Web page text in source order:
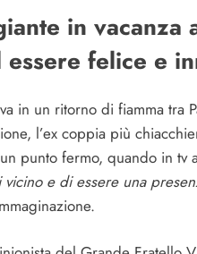
in vacanza
felice e
in un ritorno di fiamma tra
l’ex coppia più
punto fermo, quando in tv
e di essere una